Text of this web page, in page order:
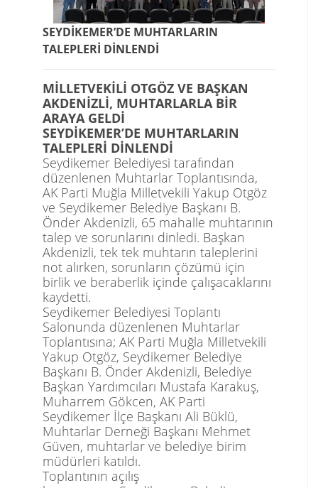
SEYDİKEMER’DE MUHTARLARIN
TALEPLERİ DİNLENDİ
MİLLETVEKİLİ OTGÖZ VE BAŞKAN
AKDENİZLİ, MUHTARLARLA BİR
ARAYA GELDİ
SEYDİKEMER’DE MUHTARLARIN
TALEPLERİ DİNLENDİ
Seydikemer Belediyesi tarafından
düzenlenen Muhtarlar Toplantısında,
AK Parti Muğla Milletvekili Yakup Otgöz
ve Seydikemer Belediye Başkanı B.
Önder Akdenizli, 65 mahalle muhtarının
talep ve sorunlarını dinledi. Başkan
Akdenizli, tek tek muhtarın taleplerini
not alırken, sorunların çözümü için
birlik ve beraberlik içinde çalışacaklarını
kaydetti.
Seydikemer Belediyesi Toplantı
Salonunda düzenlenen Muhtarlar
Toplantısına; AK Parti Muğla Milletvekili
Yakup Otgöz, Seydikemer Belediye
Başkanı B. Önder Akdenizli, Belediye
Başkan Yardımcıları Mustafa Karakuş,
Muharrem Gökcen, AK Parti
Seydikemer İlçe Başkanı Ali Büklü,
Muhtarlar Derneği Başkanı Mehmet
Güven, muhtarlar ve belediye birim
müdürleri katıldı.
Toplantının açılış